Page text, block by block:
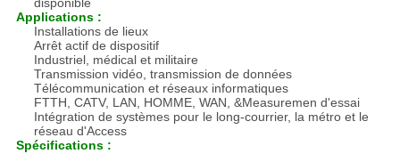
disponible
Applications :
Installations de lieux
Arrêt actif de dispositif
Industriel, médical et militaire
Transmission vidéo, transmission de données
Télécommunication et réseaux informatiques
FTTH, CATV, LAN, HOMME, WAN, &Measuremen d'essai
Intégration de systèmes pour le long-courrier, la métro et le
réseau d'Access
Spécifications :